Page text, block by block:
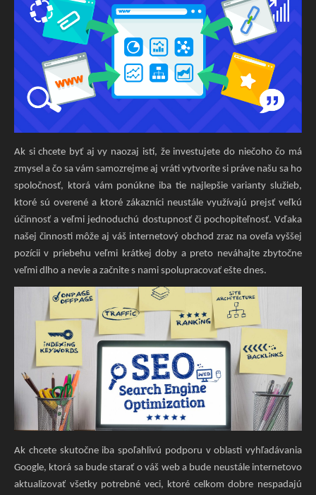
Ak si chcete byť aj vy naozaj istí, že investujete do niečoho čo má
zmysel a čo sa vám samozrejme aj vráti vytvoríte si práve našu sa ho
spoločnosť, ktorá vám ponúkne iba tie najlepšie varianty služieb,
ktoré sú overené a ktoré zákazníci neustále využívajú prejsť veľkú
účinnosť a veľmi jednoduchú dostupnosť či pochopiteľnosť. Vďaka
našej činnosti môže aj váš internetový obchod zraz na oveľa vyššej
pozícii v priebehu veľmi krátkej doby a preto neváhajte zbytočne
veľmi dlho a nevie a začnite s nami spolupracovať ešte dnes.
Ak chcete skutočne iba spoľahlivú podporu v oblasti vyhľadávania
Google, ktorá sa bude starať o váš web a bude neustále internetovo
aktualizovať všetky potrebné veci, ktoré celkom dobre nespadajú